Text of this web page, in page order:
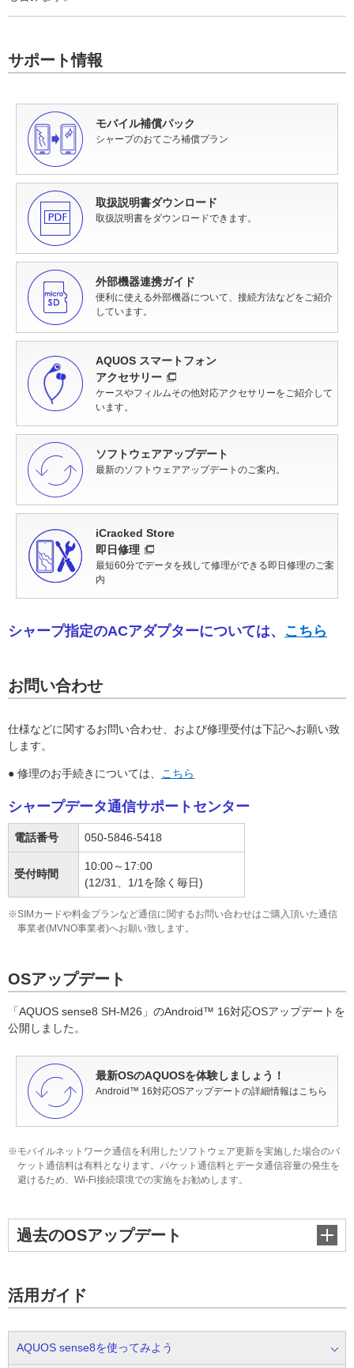
サポート情報
モバイル補償パック
シャープのおてごろ補償プラン
取扱説明書ダウンロード
取扱説明書をダウンロードできます。
外部機器連携ガイド
便利に使える外部機器について、接続方法などをご紹介
しています。
AQUOS スマートフォン
アクセサリー
ケースやフィルムその他対応アクセサリーをご紹介して
います。
ソフトウェアアップデート
最新のソフトウェアアップデートのご案内。
iCracked Store
即日修理
最短60分でデータを残して修理ができる即日修理のご案
内
シャープ指定のACアダプターについては、 こちら
お問い合わせ
仕様などに関するお問い合わせ、および修理受付は下記へお願い致
します。
● 修理のお手続きについては、 こちら
シャープデータ通信サポートセンター
電話番号 050-5846-5418
受付時間
10:00～17:00
(12/31、1/1を除く毎日)
※SIMカードや料金プランなど通信に関するお問い合わせはご購入頂いた通信
事業者(MVNO事業者)へお願い致します。
OSアップデート
「AQUOS sense8 SH-M26」のAndroid™ 16対応OSアップデートを
公開しました。
最新OSのAQUOSを体験しましょう！
Android™ 16対応OSアップデートの詳細情報はこちら
※モバイルネットワーク通信を利用したソフトウェア更新を実施した場合のパ
ケット通信料は有料となります。パケット通信料とデータ通信容量の発生を
避けるため、Wi-Fi接続環境での実施をお勧めします。
過去のOSアップデート
活用ガイド
AQUOS sense8を使ってみよう